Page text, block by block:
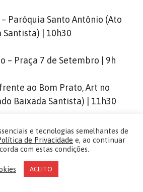
– Paróquia Santo Antônio (Ato
Santista) | 10h30
– Praça 7 de Setembro | 9h
ao Bom Prato, Art no
Baixada Santista) | 11h30
do Mercadão | 10h
Preto – Rua José J. Gonçalves
do Pinheirinho | 9h30
e tecnologias semelhantes de
de Privacidade e, ao continuar
com estas condições.
ACEITO